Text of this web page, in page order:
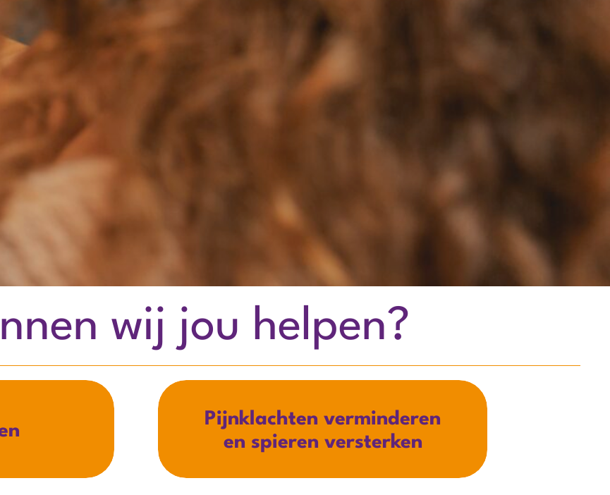
wij jou helpen?
Pijnklachten verminderen
en spieren versterken